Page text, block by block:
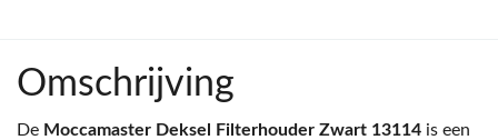
Omschrijving
De Moccamaster Deksel Filterhouder Zwart 13114 is een